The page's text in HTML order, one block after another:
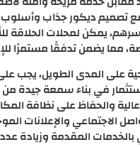
تصميم ديكور جذاب
يمكن لمحلات الحلاقة
مما يضمن تدفقًا مستمرًا
على المدى الطويل، يجب
في بناء سمعة جيدة
والحفاظ على نظافة
الاجتماعي والإعلانات
بالخدمات المقدمة وزيادة